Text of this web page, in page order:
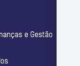
e Gestão